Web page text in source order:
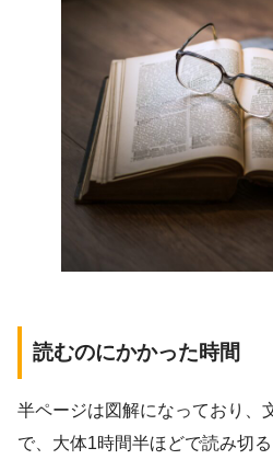
読むのにかかった時間
半ページは図解になっており、
で、大体1時間半ほどで読み切